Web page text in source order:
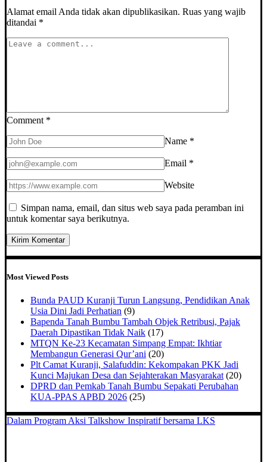
Alamat email Anda tidak akan dipublikasikan. Ruas yang wajib
ditandai *
Comment *
Name *
Email *
Website
Simpan nama, email, dan situs web saya pada peramban ini
untuk komentar saya berikutnya.
Most Viewed Posts
Bunda PAUD Kuranji Turun Langsung, Pendidikan Anak
Usia Dini Jadi Perhatian (9)
Bapenda Tanah Bumbu Tambah Objek Retribusi, Pajak
Daerah Dipastikan Tidak Naik (17)
MTQN Ke-23 Kecamatan Simpang Empat: Ikhtiar
Membangun Generasi Qur’ani (20)
Plt Camat Kuranji, Salafuddin: Kekompakan PKK Jadi
Kunci Majukan Desa dan Sejahterakan Masyarakat (20)
DPRD dan Pemkab Tanah Bumbu Sepakati Perubahan
KUA-PPAS APBD 2026 (25)
Dalam Program Aksi Talkshow Inspiratif bersama LKS